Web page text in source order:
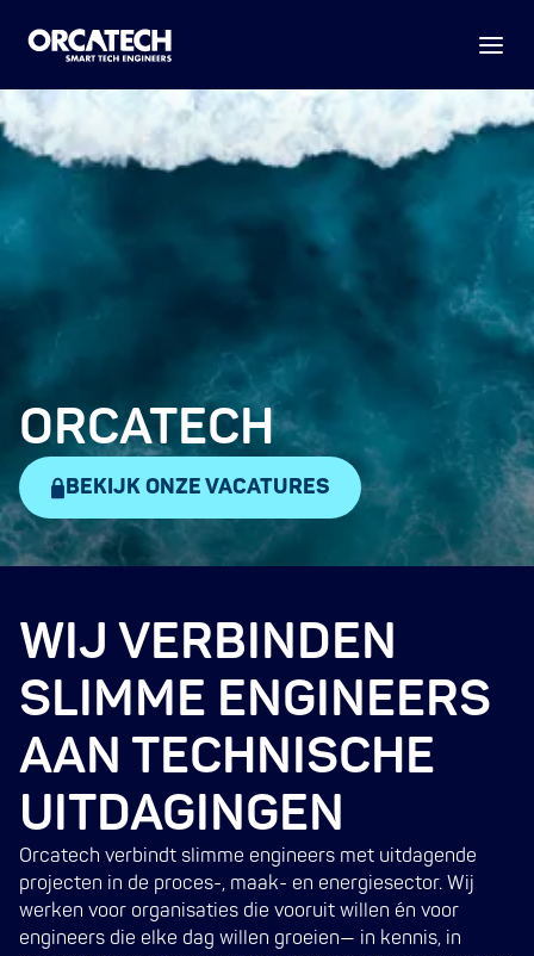
ORCATECH
BEKIJK ONZE VACATURES
WIJ VERBINDEN
SLIMME ENGINEERS
AAN TECHNISCHE
UITDAGINGEN
Orcatech verbindt slimme engineers met uitdagende
projecten in de proces-, maak- en energiesector. Wij
werken voor organisaties die vooruit willen én voor
engineers die elke dag willen groeien— in kennis, in